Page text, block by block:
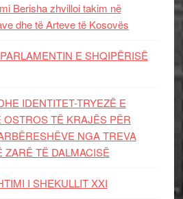
Berisha zhvilloi takim në
dhe të Arteve të Kosovës
E SHQIPËRISË
IDENTITET-TRYEZË E
TË KRAJËS PËR
NGA TREVA
ZARË TË DALMACISË
I SHEKULLIT XXI